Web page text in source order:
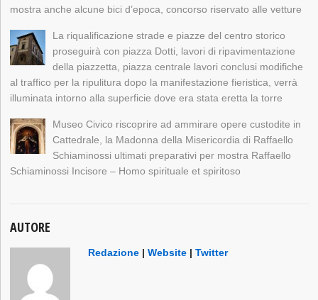
mostra anche alcune bici d’epoca, concorso riservato alle vetture
La riqualificazione strade e piazze del centro storico
proseguirà con piazza Dotti, lavori di ripavimentazione
della piazzetta, piazza centrale lavori conclusi modifiche
al traffico per la ripulitura dopo la manifestazione fieristica, verrà
illuminata intorno alla superficie dove era stata eretta la torre
Museo Civico riscoprire ad ammirare opere custodite in
Cattedrale, la Madonna della Misericordia di Raffaello
Schiaminossi ultimati preparativi per mostra Raffaello
Schiaminossi Incisore – Homo spirituale et spiritoso
AUTORE
Redazione |Website |Twitter